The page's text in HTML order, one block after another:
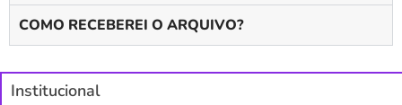
COMO RECEBEREI O ARQUIVO?
Institucional